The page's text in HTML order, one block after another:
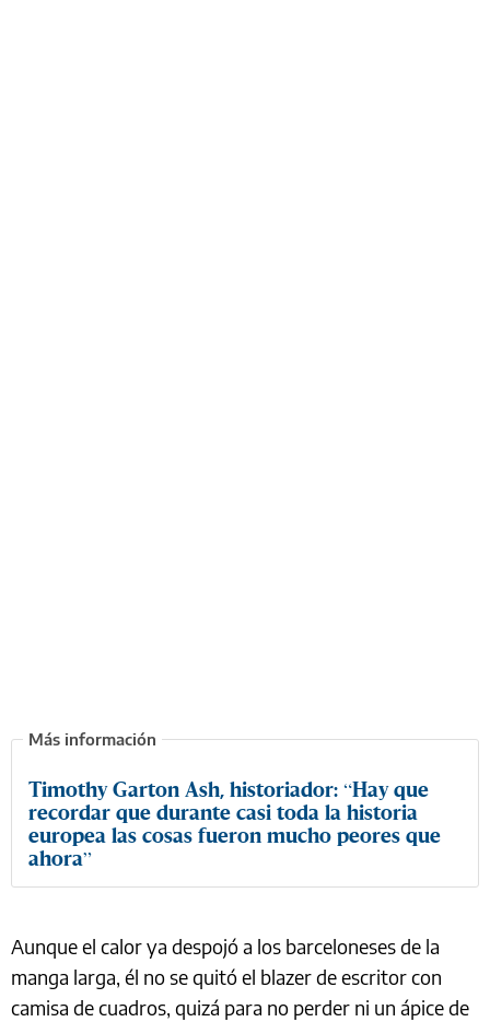
Timothy Garton Ash, historiador: “Hay que
recordar que durante casi toda la historia
europea las cosas fueron mucho peores que
ahora”
Aunque el calor ya despojó a los barceloneses de la
manga larga, él no se quitó el blazer de escritor con
camisa de cuadros, quizá para no perder ni un ápice de